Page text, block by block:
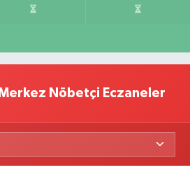
Nöbetçi Eczaneler